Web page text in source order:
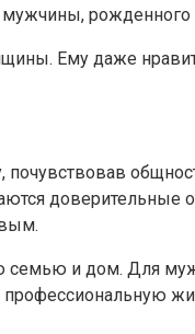
Ему даже
и дом. Для